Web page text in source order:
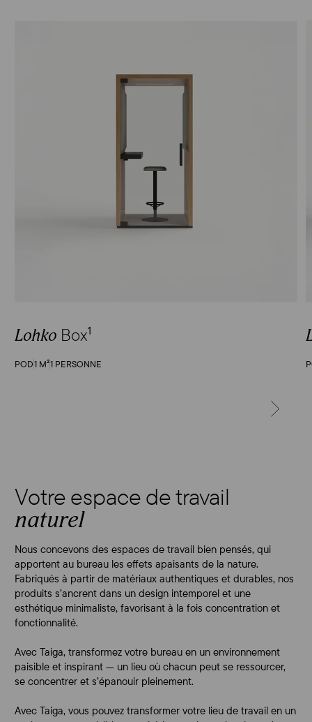
LohkoBox1
POD1 M²1 PERSONNE
SUIVANT
Votre espace de travail
naturel
Nous concevons des espaces de travail bien pensés, qui
apportent au bureau les effets apaisants de la nature.
Fabriqués à partir de matériaux authentiques et durables, nos
produits s’ancrent dans un design intemporel et une
esthétique minimaliste, favorisant à la fois concentration et
fonctionnalité.
Avec Taiga, transformez votre bureau en un environnement
paisible et inspirant — un lieu où chacun peut se ressourcer,
se concentrer et s’épanouir pleinement.
Avec Taiga, vous pouvez transformer votre lieu de travail en un